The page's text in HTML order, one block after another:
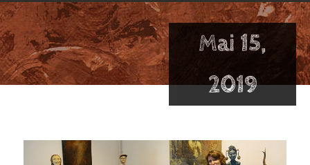
Mai 15,
2019